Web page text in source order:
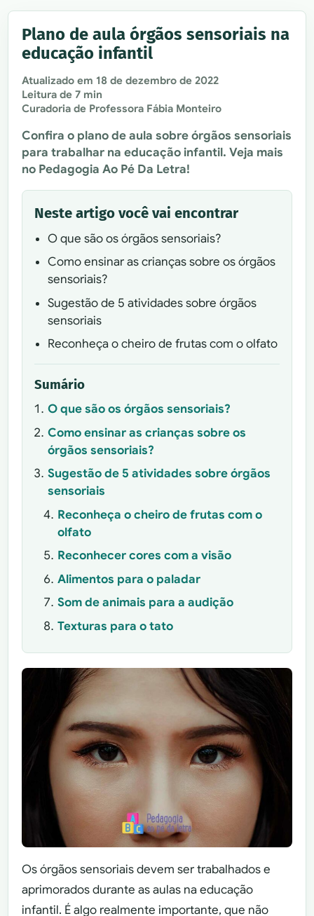
Plano de aula órgãos sensoriais na
educação infantil
Atualizado em18 de dezembro de 2022
Leitura de 7 min
Curadoria de Professora Fábia Monteiro
Confira o plano de aula sobre órgãos sensoriais
para trabalhar na educação infantil. Veja mais
no Pedagogia Ao Pé Da Letra!
Neste artigo você vai encontrar
O que são os órgãos sensoriais?
Como ensinar as crianças sobre os órgãos
sensoriais?
Sugestão de 5 atividades sobre órgãos
sensoriais
Reconheça o cheiro de frutas com o olfato
Sumário
O que são os órgãos sensoriais?
Como ensinar as crianças sobre os
órgãos sensoriais?
Sugestão de 5 atividades sobre órgãos
sensoriais
Reconheça o cheiro de frutas com o
olfato
Reconhecer cores com a visão
Alimentos para o paladar
Som de animais para a audição
Texturas para o tato
Os órgãos sensoriais devem ser trabalhados e
aprimorados durante as aulas na educação
infantil. É algo realmente importante, que não